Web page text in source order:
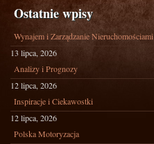
Ostatnie wpisy
Wynajem i Zarządzanie Nieruchomościami
13 lipca, 2026
Analizy i Prognozy
12 lipca, 2026
Inspiracje i Ciekawostki
12 lipca, 2026
Polska Motoryzacja